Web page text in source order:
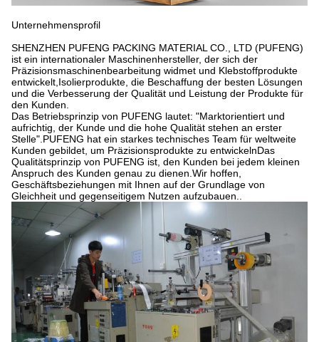
Unternehmensprofil
SHENZHEN PUFENG PACKING MATERIAL CO., LTD (PUFENG)
ist ein internationaler Maschinenhersteller, der sich der
Präzisionsmaschinenbearbeitung widmet und Klebstoffprodukte
entwickelt,Isolierprodukte, die Beschaffung der besten Lösungen
und die Verbesserung der Qualität und Leistung der Produkte für
den Kunden.
Das Betriebsprinzip von PUFENG lautet: "Marktorientiert und
aufrichtig, der Kunde und die hohe Qualität stehen an erster
Stelle".PUFENG hat ein starkes technisches Team für weltweite
Kunden gebildet, um Präzisionsprodukte zu entwickelnDas
Qualitätsprinzip von PUFENG ist, den Kunden bei jedem kleinen
Anspruch des Kunden genau zu dienen.Wir hoffen,
Geschäftsbeziehungen mit Ihnen auf der Grundlage von
Gleichheit und gegenseitigem Nutzen aufzubauen..